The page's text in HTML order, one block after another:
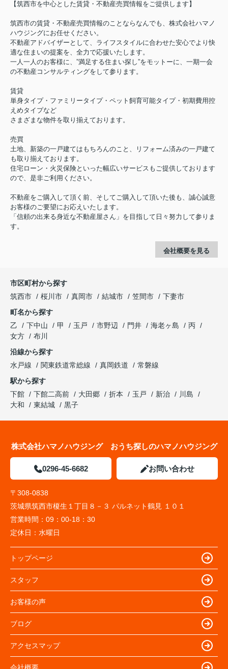
【筑西市を中心とした賃貸・不動産売買情報をご提供します】
筑西市の賃貸・不動産売買情報のことならなんでも、株式会社ハマノ
ハウジングにお任せください。
不動産アドバイザーとして、ライフスタイルに合わせた安心でより快
適な住まいの提案を、全力で応援いたします。
一人一人のお客様に、”満足する住まい探し”をモットーに、一期一会
の不動産コンサルティングをして参ります。
賃貸
単身タイプ・ファミリータイプ・ペット飼育可能タイプ・初期費用控
えめタイプなど
さまざまな物件を取り揃えております。
売買
土地、新築の一戸建てはもちろんのこと、リフォーム済みの一戸建て
も取り揃えております。
住宅ローン・火災保険といった幅広いサービスもご提供しております
ので、是非ご利用ください。
不動産をご購入して頂く前、そしてご購入して頂いた後も、誠心誠意
お客様のご要望にお応えいたします。
「信頼の出来る身近な不動産屋さん」を目指して日々努力して参りま
す。
会社概要を見る
市区町村から探す
筑西市
桜川市 真岡市 結城市 笠間市
下妻市
町名から探す
乙
下中山 甲 玉戸 市野辺 門井 海老ヶ島
丙
女方
布川
沿線から探す
水戸線
関東鉄道常総線 真岡鉄道
常磐線
駅から探す
下館
下館二高前 大田郷 折本 玉戸 新治
川島
大和
東結城 黒子
株式会社ハマノハウジング おうち探しのハマノハウジング
0296-45-6682 お問い合わせ
〒308-0838
茨城県筑西市榎生１丁目８－３ パルネット鶴見 １０１
営業時間： 09：00-18：30
定休日： 水曜日
トップページ
スタッフ
お客様の声
ブログ
アクセスマップ
会社概要